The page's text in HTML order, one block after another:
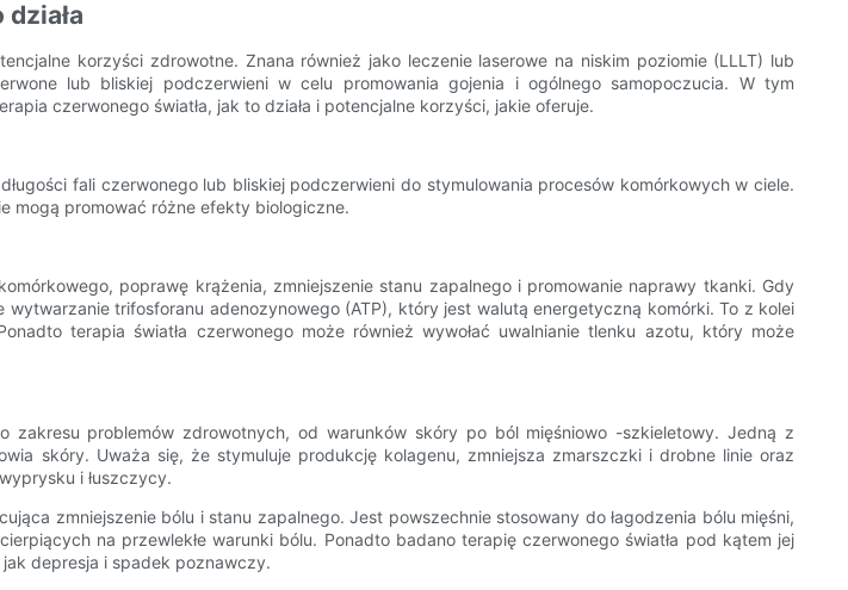
korzyści zdrowotne. Znana również jako leczenie laserowe na niskim poziomie (LLLT) lub
lub bliskiej podczerwieni w celu promowania gojenia i ogólnego samopoczucia. W tym
czerwonego światła, jak to działa i potencjalne korzyści, jakie oferuje.
fali czerwonego lub bliskiej podczerwieni do stymulowania procesów komórkowych w ciele.
mogą promować różne efekty biologiczne.
poprawę krążenia, zmniejszenie stanu zapalnego i promowanie naprawy tkanki. Gdy
trifosforanu adenozynowego (ATP), który jest walutą energetyczną komórki. To z kolei
terapia światła czerwonego może również wywołać uwalnianie tlenku azotu, który może
zakresu problemów zdrowotnych, od warunków skóry po ból mięśniowo -szkieletowy. Jedną z
skóry. Uważa się, że stymuluje produkcję kolagenu, zmniejsza zmarszczki i drobne linie oraz
i łuszczycy.
zmniejszenie bólu i stanu zapalnego. Jest powszechnie stosowany do łagodzenia bólu mięśni,
na przewlekłe warunki bólu. Ponadto badano terapię czerwonego światła pod kątem jej
depresja i spadek poznawczy.